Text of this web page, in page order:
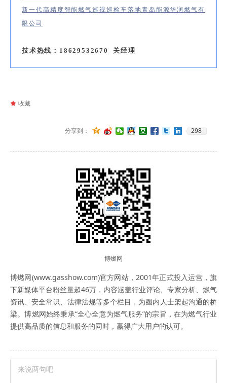
新一代高精度智能燃气巡视巡检车落地青岛能源华润燃气有
限公司
技术热线：18629532670 关经理
分享到： 298
끄 收藏
博燃网
博燃网(www.gasshow.com)官方网站，2001年正式投入运营，旗
下新媒体平台粉丝量超46万，内容涵盖行业评论、专家分析、燃气
资讯、安全常识、法律法规等多个栏目，为圈内人士架起沟通的桥
梁。博燃网始终秉承“全心全意为燃气服务”的宗旨，在为燃气行业
提供高品质的信息和服务的同时，赢得广大用户的认可。